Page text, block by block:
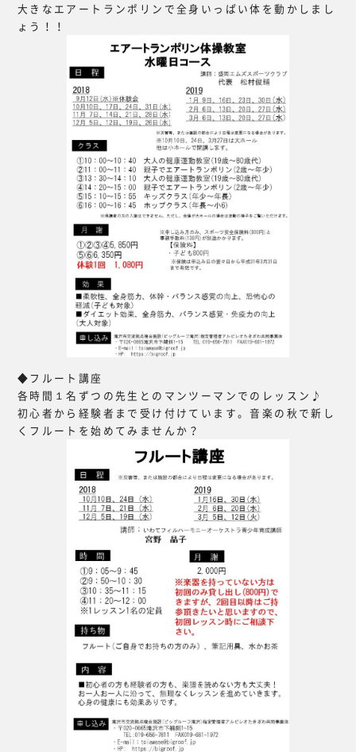
大きなエアートランポリンで全身いっぱい体を動かしまし
ょう！！
◆フルート講座
各時間１名ずつの先生とのマンツーマンでのレッスン♪
初心者から経験者まで受け付けています。音楽の秋で新し
くフルートを始めてみませんか？